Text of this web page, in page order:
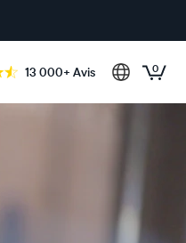
13 000+ Avis 0